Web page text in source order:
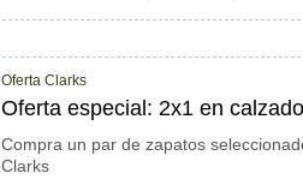
Oferta Clarks
Oferta especial: 2x1 en
Compra un par de zapatos
Clarks